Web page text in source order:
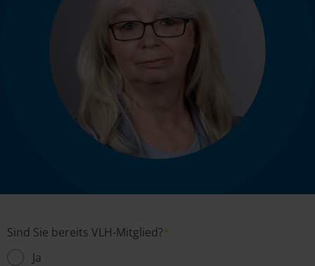
Sind Sie bereits VLH-Mitglied?*
Ja